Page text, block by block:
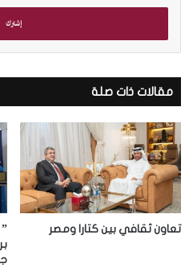
خ
ب
ي
د
ك
ا
ل
إ
ل
ت
ر
مقالات ذات صلة
تعاون ثقافي بين كتارا ومصر
”